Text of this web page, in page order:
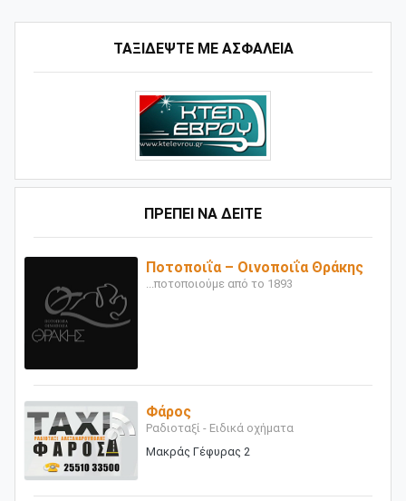
ΤΑΞΙΔΕΨΤΕ ΜΕ ΑΣΦΑΛΕΙΑ
ΠΡΕΠΕΙ ΝΑ ΔΕΙΤΕ
Ποτοποιΐα – Οινοποιΐα Θράκης
...ποτοποιούμε από το 1893
Φάρος
Ραδιοταξί - Ειδικά οχήματα
Μακράς Γέφυρας 2